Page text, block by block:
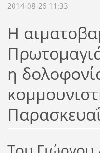
2014-08-26 11:33
Η
η